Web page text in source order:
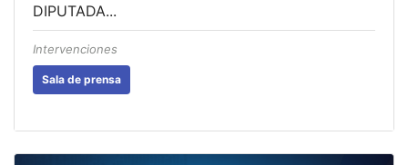
DIPUTADA...
Intervenciones
Sala de prensa